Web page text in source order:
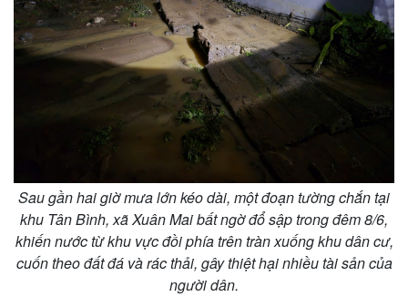
Sau gần hai giờ mưa lớn kéo dài, một đoạn tường chắn tại
khu Tân Bình, xã Xuân Mai bất ngờ đổ sập trong đêm 8/6,
khiến nước từ khu vực đồi phía trên tràn xuống khu dân cư,
cuốn theo đất đá và rác thải, gây thiệt hại nhiều tài sản của
người dân.